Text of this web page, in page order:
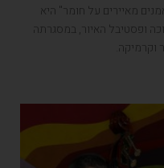
מאיירים על חומר" היא
ופסטיבל האיור, במסגרתה
וקרמיקה.